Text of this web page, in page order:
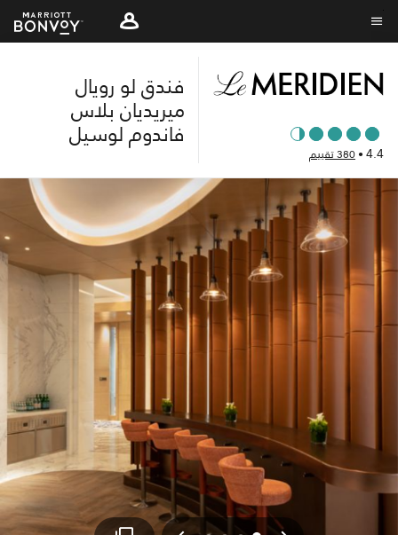
Skip
to
content
نص القائمة
4.4
•380 تقييم
فندق لو رويال
ميريديان بلاس
فاندوم لوسيل